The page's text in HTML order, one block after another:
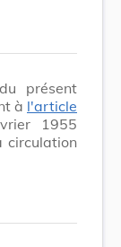
présent
à l'article
1955
circulation